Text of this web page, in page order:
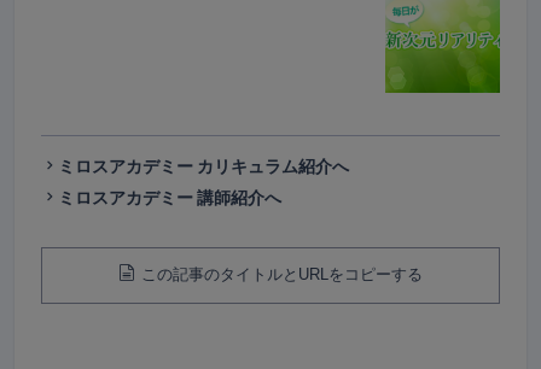
ミロスアカデミー カリキュラム紹介へ
ミロスアカデミー 講師紹介へ
この記事のタイトルとURLをコピーする